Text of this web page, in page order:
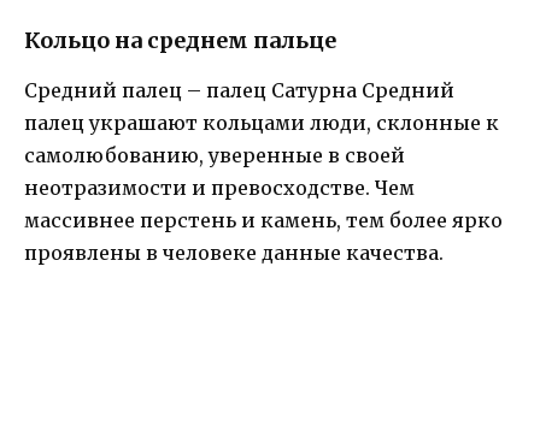
Кольцо на среднем пальце
Средний палец – палец Сатурна Средний
палец украшают кольцами люди, склонные к
самолюбованию, уверенные в своей
неотразимости и превосходстве. Чем
массивнее перстень и камень, тем более ярко
проявлены в человеке данные качества.